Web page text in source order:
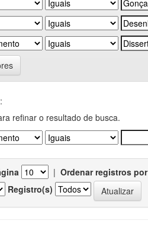
refinar o resultado de busca.
| Ordenar registros por
Registro(s)